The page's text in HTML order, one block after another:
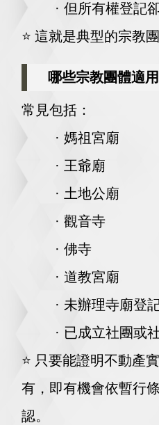
· 但所有權登記
⭐️這就是典型的宗教
哪些宗教團體適
常見包括：
· 媽祖宮廟
· 王爺廟
· 土地公廟
· 觀音寺
· 佛寺
· 道教宮廟
· 未辦理寺廟登
· 已成立社團或
⭐️ 只要能證明不動產
有，即有機會依暫行
認。